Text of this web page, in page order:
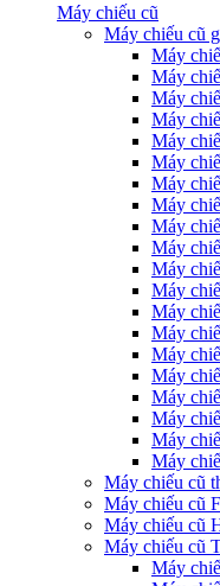
Máy chiếu cũ
Máy chiếu cũ
Máy
Máy
Máy
Máy
Máy
Máy
Máy
Máy
Máy
Máy
Máy
Máy
Máy
Máy
Máy
Máy
Máy
Máy
Máy
Máy
Máy chiếu cũ
Máy chiếu cũ
Máy chiếu cũ
Máy chiếu cũ
Máy